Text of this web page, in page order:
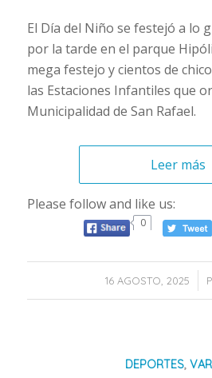
El Día del Niño se festejó a lo
por la tarde en el parque
mega festejo y cientos de
las Estaciones Infantiles que
Municipalidad de San Rafael.
Leer más
Please follow and like us:
0
16 AGOSTO, 2025
/
DEPORTES,